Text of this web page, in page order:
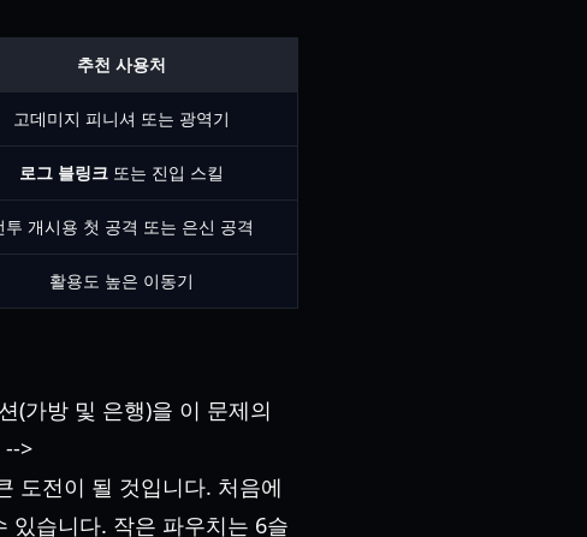
추천 사용처
고데미지 피니셔 또는 광역기
로그 블링크또는 진입 스킬
투 개시용 첫 공격 또는 은신 공격
활용도 높은 이동기
(가방 및 은행)을 이 문제의
-->
도전이 될 것입니다. 처음에
있습니다. 작은 파우치는 6슬